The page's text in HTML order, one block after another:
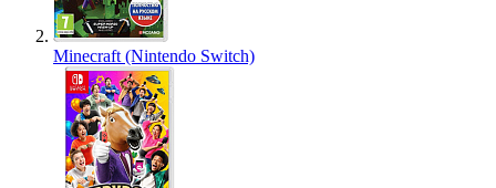
Minecraft (Nintendo Switch)